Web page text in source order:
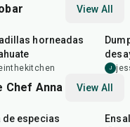
View All
horneadas
J
Chef Anna View All
de especias